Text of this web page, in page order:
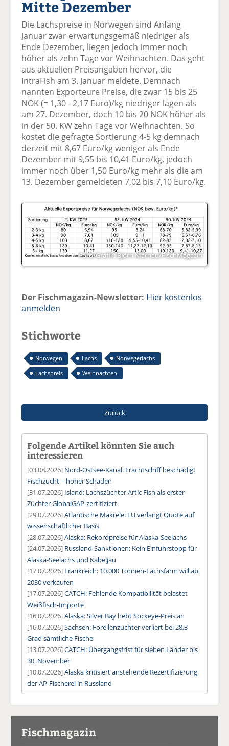
uf
F
ac
e
b
o
o
k
te
il
e
n
wi
tt
er
n
uf
Li
n
k
di
n
te
il
e
n
E
ai
er
se
n
d
e
n
Mitte Dezember
Die Lachspreise in Norwegen sind Anfang
Januar zwar erwartungsgemäß niedriger als
Ende Dezember, liegen jedoch immer noch
höher als zehn Tage vor Weihnachten. Das geht
aus aktuellen Preisangaben hervor, die
IntraFish am 3. Januar meldete. Demnach
nannten Exporteure Preise, die zwar 15 bis 25
NOK (= 1,30 - 2,17 Euro)/kg niedriger lagen als
am 27. Dezember, doch 10 bis 20 NOK höher als
in der 50. KW zehn Tage vor Weihnachten. So
kostet die gefragte Sortierung 4-5 kg demnach
derzeit mit 8,67 Euro/kg weniger als Ende
Dezember mit 9,55 bis 10,41 Euro/kg, jedoch
immer noch über 1,50 Euro/kg mehr als die am
13. Dezember gemeldeten 7,02 bis 7,10 Euro/kg.
Foto/Grafik: Björn Marnau/FischMagazin
Der Fischmagazin-Newsletter: Hier kostenlos
anmelden
Stichworte
Norwegen Lachs
Norwegerlachs
Lachspreis
Weihnachten
Zurück
Folgende Artikel könnten Sie auch
interessieren
[03.08.2026] Nord-Ostsee-Kanal: Frachtschiff beschädigt
Fischzucht – hoher Schaden
[31.07.2026] Island: Lachszüchter Artic Fish als erster
Züchter GlobalGAP-zertifiziert
[29.07.2026]Atlantische Makrele: EU verlangt Quote auf
wissenschaftlicher Basis
[28.07.2026]Alaska: Rekordpreise für Alaska-Seelachs
[24.07.2026] Russland-Sanktionen: Kein Einfuhrstopp für
Alaska-Seelachs und Kabeljau
[17.07.2026] Frankreich: 10.000 Tonnen-Lachsfarm will ab
2030 verkaufen
[17.07.2026]CATCH: Fehlende Kompatibilität belastet
Weißfisch-Importe
[16.07.2026]Alaska: Silver Bay hebt Sockeye-Preis an
[16.07.2026]Sachsen: Forellenzüchter verliert bei 28,3
Grad sämtliche Fische
[13.07.2026]CATCH: Übergangsfrist für sieben Länder bis
30. November
[10.07.2026]Alaska kritisiert anstehende Rezertifizierung
der AP-Fischerei in Russland
Fischmagazin